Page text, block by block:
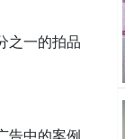
之一的拍品
告中的案例